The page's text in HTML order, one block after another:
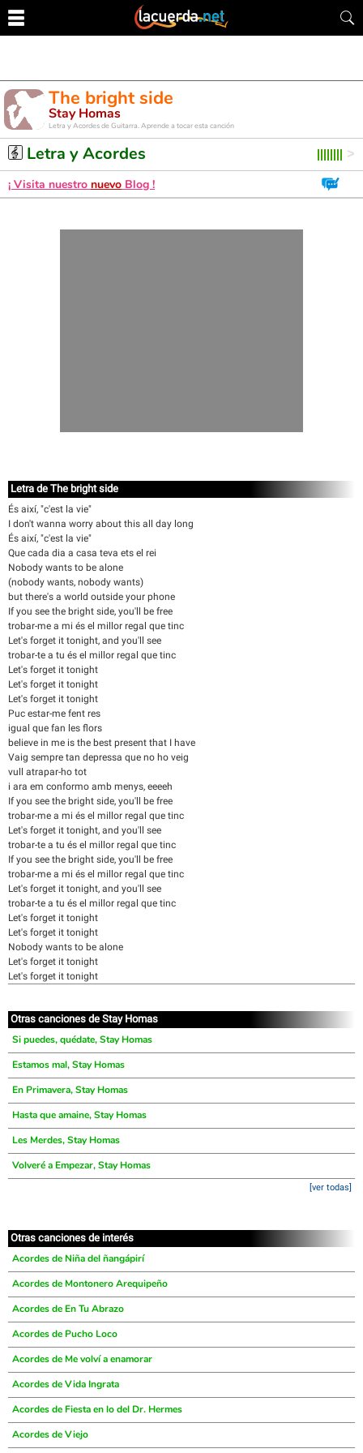
The bright side
Stay Homas
Letra y Acordes de Guitarra. Aprende a tocar esta canción
Letra y Acordes
¡ Visita nuestro nuevo Blog !
Letra de The bright side
És així, "c'est la vie"
I don't wanna worry about this all day long
És així, "c'est la vie"
Que cada dia a casa teva ets el rei
Nobody wants to be alone
(nobody wants, nobody wants)
but there's a world outside your phone
If you see the bright side, you'll be free
trobar-me a mi és el millor regal que tinc
Let's forget it tonight, and you'll see
trobar-te a tu és el millor regal que tinc
Let's forget it tonight
Let's forget it tonight
Let's forget it tonight
Puc estar-me fent res
igual que fan les flors
believe in me is the best present that I have
Vaig sempre tan depressa que no ho veig
vull atrapar-ho tot
i ara em conformo amb menys, eeeeh
If you see the bright side, you'll be free
trobar-me a mi és el millor regal que tinc
Let's forget it tonight, and you'll see
trobar-te a tu és el millor regal que tinc
If you see the bright side, you'll be free
trobar-me a mi és el millor regal que tinc
Let's forget it tonight, and you'll see
trobar-te a tu és el millor regal que tinc
Let's forget it tonight
Let's forget it tonight
Nobody wants to be alone
Let's forget it tonight
Let's forget it tonight
Otras canciones de Stay Homas
Si puedes, quédate, Stay Homas
Estamos mal, Stay Homas
En Primavera, Stay Homas
Hasta que amaine, Stay Homas
Les Merdes, Stay Homas
Volveré a Empezar, Stay Homas
[ver todas]
Otras canciones de interés
Acordes de Niña del ñangápirí
Acordes de Montonero Arequipeño
Acordes de En Tu Abrazo
Acordes de Pucho Loco
Acordes de Me volví a enamorar
Acordes de Vida Ingrata
Acordes de Fiesta en lo del Dr. Hermes
Acordes de Viejo